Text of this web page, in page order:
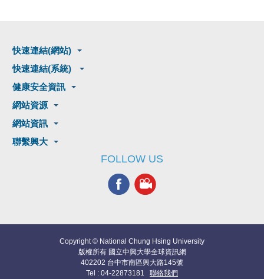
快速連結(網站)
快速連結(系統)
健康安全資訊
網站資源
網站資訊
聯繫興大
FOLLOW US
Copyright © National Chung Hsing University
版權所有 國立中興大學全球資訊網
402202 台中市南區興大路145號
Tel : 04-22873181 聯絡我們